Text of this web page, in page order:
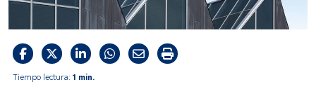
Tiempo lectura: 1 min.